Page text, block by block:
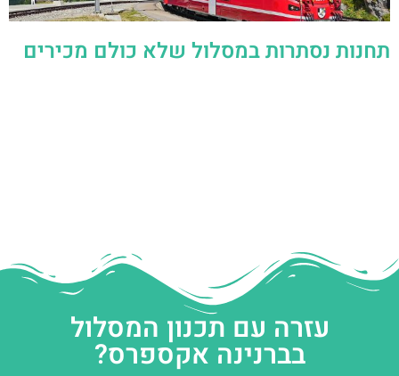
תחנות נסתרות במסלול שלא כולם מכירים
עזרה עם תכנון המסלול
בברנינה אקספרס?